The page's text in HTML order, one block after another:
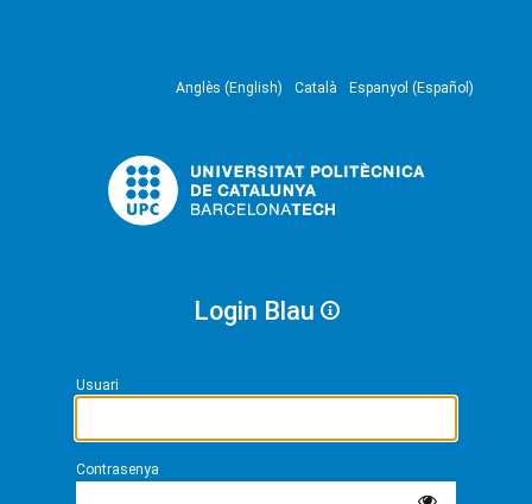
Anglès (English) Català Espanyol (Español)
Login Blau
Usuari
Contrasenya